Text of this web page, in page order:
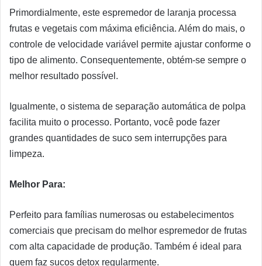
Primordialmente, este espremedor de laranja processa
frutas e vegetais com máxima eficiência. Além do mais, o
controle de velocidade variável permite ajustar conforme o
tipo de alimento. Consequentemente, obtém-se sempre o
melhor resultado possível.
Igualmente, o sistema de separação automática de polpa
facilita muito o processo. Portanto, você pode fazer
grandes quantidades de suco sem interrupções para
limpeza.
Melhor Para:
Perfeito para famílias numerosas ou estabelecimentos
comerciais que precisam do melhor espremedor de frutas
com alta capacidade de produção. Também é ideal para
quem faz sucos detox regularmente.